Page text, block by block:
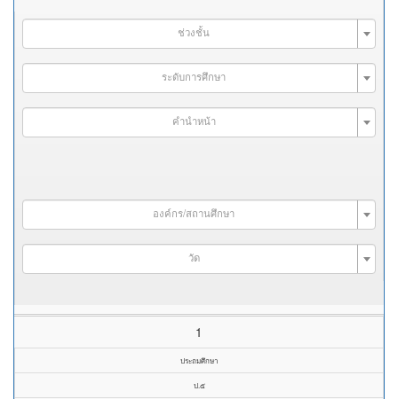
ช่วงชั้น
ระดับการศึกษา
คำนำหน้า
องค์กร/สถานศึกษา
วัด
1
ประถมศึกษา
ป.๕